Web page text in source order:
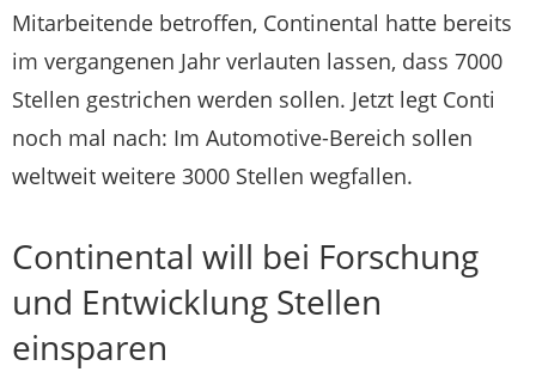
Mitarbeitende betroffen, Continental hatte bereits
im vergangenen Jahr verlauten lassen, dass 7000
Stellen gestrichen werden sollen. Jetzt legt Conti
noch mal nach: Im Automotive-Bereich sollen
weltweit weitere 3000 Stellen wegfallen.
Continental will bei Forschung
und Entwicklung Stellen
einsparen